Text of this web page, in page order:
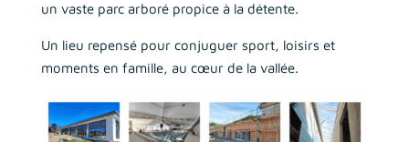
un vaste parc arboré propice à la détente.
Un lieu repensé pour conjuguer sport, loisirs et
moments en famille, au cœur de la vallée.